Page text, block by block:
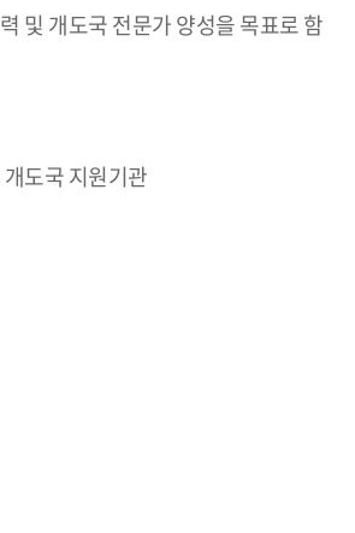
및 개도국 전문가 양성을 목표로 함
도국 지원기관